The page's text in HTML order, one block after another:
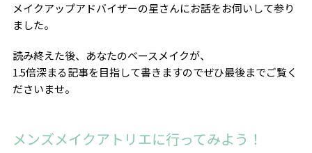
メイクアップアドバイザーの星さんにお話をお伺いして参り
ました。
読み終えた後、あなたのベースメイクが、
1.5倍深まる記事を目指して書きますのでぜひ最後までご覧く
ださいませ。
メンズメイクアトリエに行ってみよう！